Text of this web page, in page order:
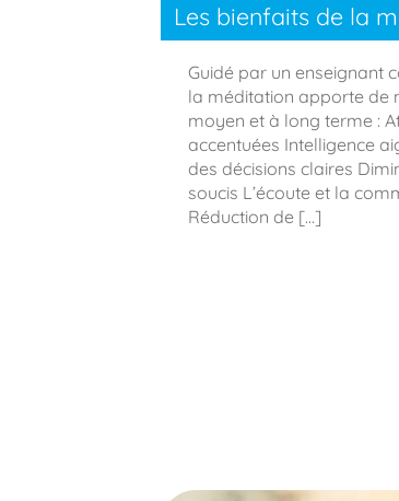
Les bienfaits de la
Guidé par un enseignant
la méditation apporte de
moyen et à long terme :
accentuées Intelligence
des décisions claires
soucis L’écoute et la
Réduction de […]